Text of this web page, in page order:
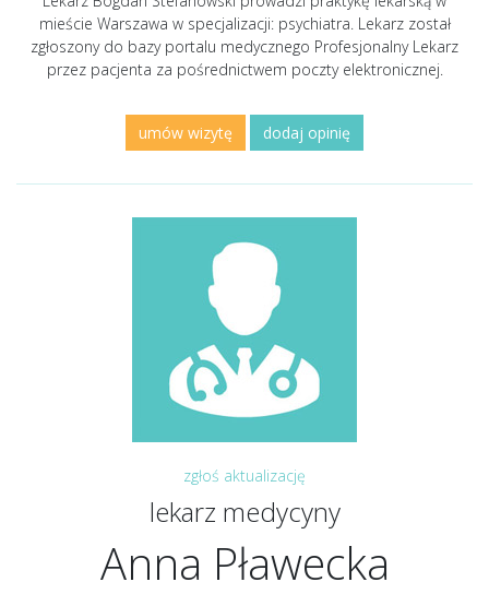
mieście Warszawa w specjalizacji: psychiatra. Lekarz został
zgłoszony do bazy portalu medycznego Profesjonalny Lekarz
przez pacjenta za pośrednictwem poczty elektronicznej.
umów wizytę dodaj opinię
zgłoś aktualizację
lekarz medycyny
Anna Pławecka